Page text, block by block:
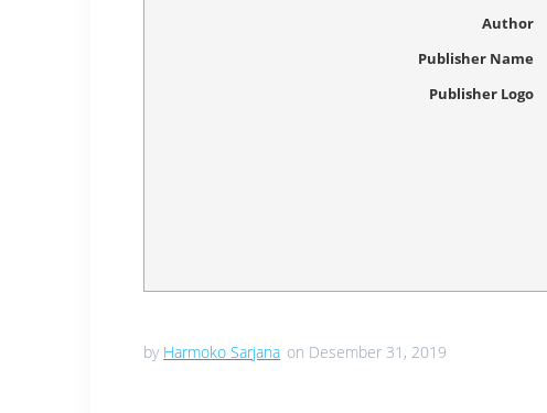
Author
Publisher Name
Publisher Logo
by Harmoko Sarjana on Desember 31, 2019